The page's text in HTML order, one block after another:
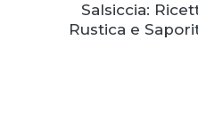
Salsiccia:
Rustica e